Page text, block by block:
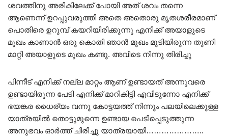
ശവത്തിനു അരികിലേക്ക് പോയി അത് ശവം തന്നെ
ആണെന്ന് ഉറപ്പുവരുത്തി അതെ അതൊരു മൃതശരീരമാണ്
പൊതിരെ ഉറുമ്പ് കയറിയിരിക്കുന്നു എനിക്ക് അയാളുടെ
മുഖം കാണാന്‍ ഒരു കൊതി ഞാന്‍ മുഖം മൂടിയിരുന്ന തുണി
മാറ്റി അയാളുടെ മുഖം കണ്ടു. അവിടെ നിന്നു തിരിച്ചു
പിന്നീട് എനിക്ക് നല്ല മാറ്റം ആണ് ഉണ്ടായത് അന്നുവരെ
ഉണ്ടായിരുന്ന പേടി എനിക്ക് മാറികിട്ടി എവിടുന്നോ എനിക്ക്
ഭയങ്കര ധൈര്യം വന്നു കോട്ടയത്ത് നിന്നും പലയിലെക്കുള്ള
യാത്രയില്‍ തൊട്ടുമുന്നെ ഉണ്ടായ പെടിപ്പെടുത്തുന്ന
അനുഭവം ഓര്‍ത്ത് ചിരിച്ചു യാത്രയായി…………………..